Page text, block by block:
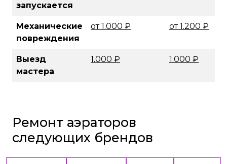
запускается
Механические
повреждения
от 1.000 ₽ от 1.200 ₽
Выезд
мастера
1.000 ₽ 1.000 ₽
Ремонт аэраторов
следующих брендов